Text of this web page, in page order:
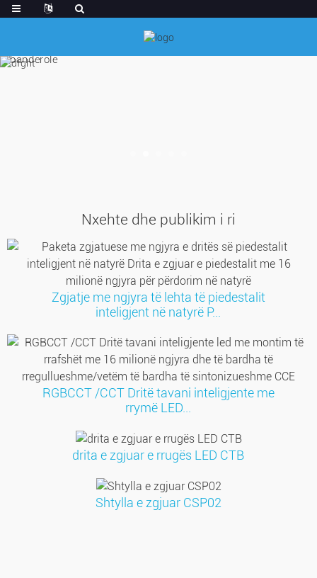
Nxehte dhe publikim i ri
Zgjatje me ngjyra të lehta të piedestalit
inteligjent në natyrë P...
RGBCCT /CCT Dritë tavani inteligjente me
rrymë LED...
drita e zgjuar e rrugës LED CTB
Shtylla e zgjuar CSP02